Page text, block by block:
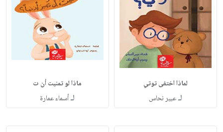
لماذا اختفى توتي
لـعبير نحاس
ماذا لو تمنيت أن ت
لـأسماء عمارة